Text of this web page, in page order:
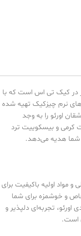
در کیک تی اس است که با
نرم چیزکیک تهیه شده
اورئو را به وجد
کرمی و بیسکوییت ترد
شما هدیه می‌دهد.
مواد اولیه باکیفیت برای
و خوشمزه برای شما
اورئو، تجربه‌ای دلپذیر و
است.